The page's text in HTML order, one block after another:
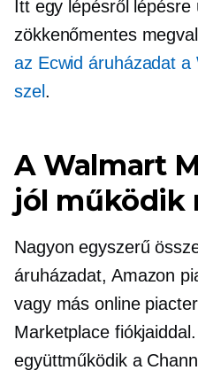
Itt egy lépésről lépésre
zökkenőmentes
az Ecwid áruházadat
szel .
A Walmart
jól működik
Nagyon egyszerű
áruházadat, Amazon
vagy más online
Marketplace
együttműködik a